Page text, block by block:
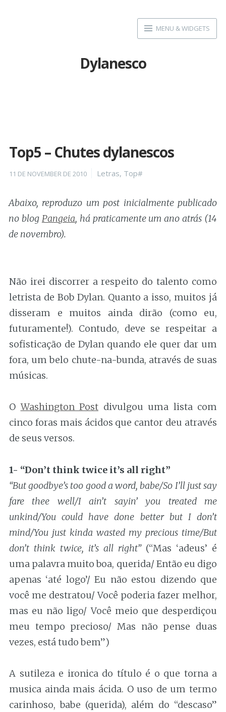
MENU & WIDGETS
Dylanesco
Top5 – Chutes dylanescos
Posted
11 DE NOVEMBER DE 2010 Categories
Letras, Top#
Abaixo, reproduzo um post inicialmente publicado
no blog Pangeia, há praticamente um ano atrás (14
de novembro).
Não irei discorrer a respeito do talento como
letrista de Bob Dylan. Quanto a isso, muitos já
disseram e muitos ainda dirão (como eu,
futuramente!). Contudo, deve se respeitar a
sofisticação de Dylan quando ele quer dar um
fora, um belo chute-na-bunda, através de suas
músicas.
OWashington Post divulgou uma lista com
cinco foras mais ácidos que cantor deu através
de seus versos.
1- “Don’t think twice it’s all right”
“But goodbye’s too good a word, babe/So I’ll just say
fare thee well/I ain’t sayin’ you treated me
unkind/You could have done better but I don’t
mind/You just kinda wasted my precious time/But
don’t think twice, it’s all right”(“Mas ‘adeus’ é
uma palavra muito boa, querida/ Então eu digo
apenas ‘até logo’/ Eu não estou dizendo que
você me destratou/ Você poderia fazer melhor,
mas eu não ligo/ Você meio que desperdiçou
meu tempo precioso/ Mas não pense duas
vezes, está tudo bem”)
A sutileza e ironica do título é o que torna a
musica ainda mais ácida. O uso de um termo
carinhoso, babe (querida), além do “descaso”